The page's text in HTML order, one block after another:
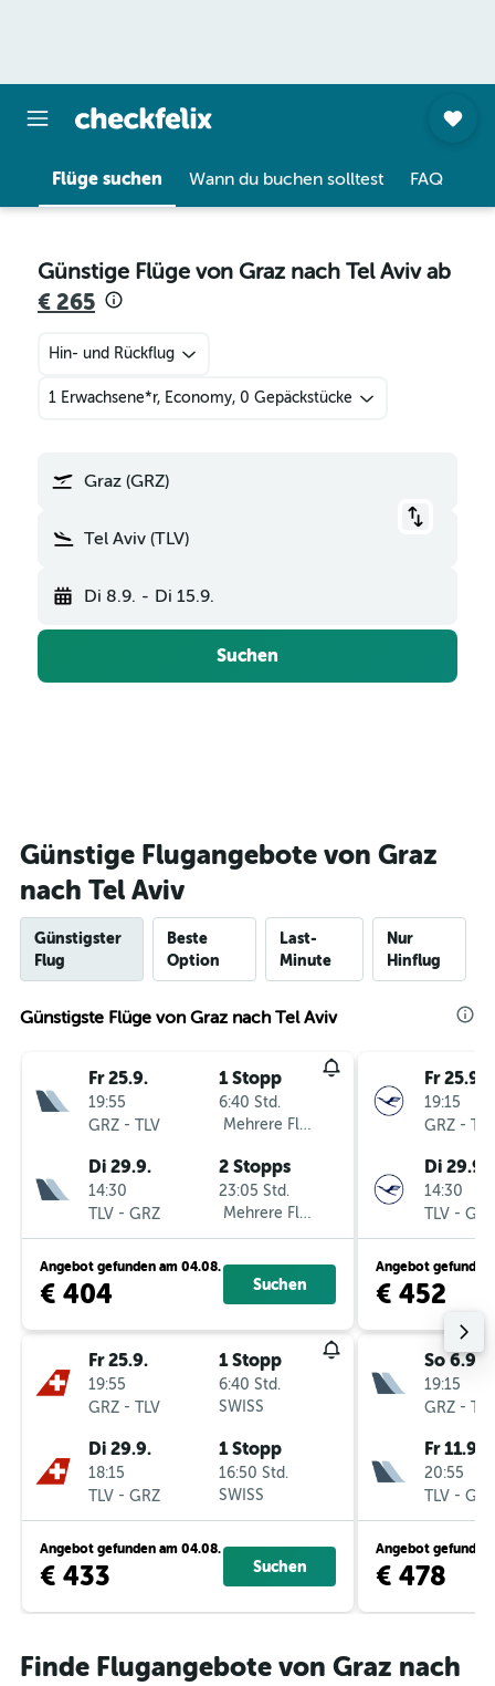
Flüge suchen Wann du buchen solltest FAQ
Günstige Flüge von Graz nach Tel Aviv ab
€ 265
Hin- und Rückflug
1 Erwachsene*r, Economy, 0 Gepäckstücke
Graz (GRZ)
Tel Aviv (TLV)
Di 8.9. - Di 15.9.
Suchen
Günstige Flugangebote von Graz
nach Tel Aviv
Günstigster
Flug
Beste
Option
Last-
Minute
Nur
Hinflug
Günstigste Flüge von Graz nach Tel Aviv
Fr 25.9.
19:55
GRZ - TLV
1 Stopp
6:40 Std.
Mehrere Fluglinien
Di 29.9.
14:30
TLV - GRZ
2 Stopps
23:05 Std.
Mehrere Fluglinien
Angebot gefunden am 04.08.
€ 404 Suchen
Fr 25.9.
19:55
GRZ - TLV
1 Stopp
6:40 Std.
SWISS
Di 29.9.
18:15
TLV - GRZ
1 Stopp
16:50 Std.
SWISS
Angebot gefunden am 04.08.
€ 433 Suchen
Fr 25.9.
19:15
GRZ - TLV
Di 29.9.
14:30
TLV - GRZ
Angebot gefunden
€ 452
So 6.9.
19:15
GRZ - TLV
Fr 11.9.
20:55
TLV - GRZ
Angebot gefunden
€ 478
Finde Flugangebote von Graz nach